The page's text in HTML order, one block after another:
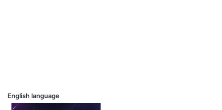
English language